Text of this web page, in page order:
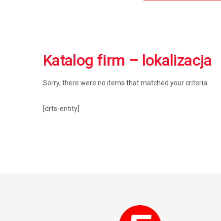
Katalog firm – lokalizacja
Sorry, there were no items that matched your criteria.
[drts-entity]